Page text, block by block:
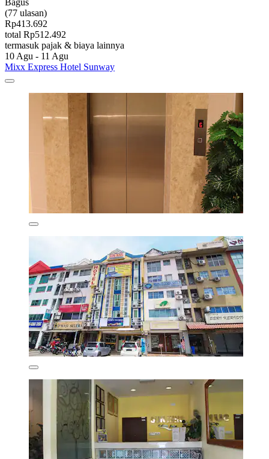
Bagus
(77 ulasan)
Rp413.692
total Rp512.492
termasuk pajak & biaya lainnya
10 Agu - 11 Agu
Mixx Express Hotel Sunway